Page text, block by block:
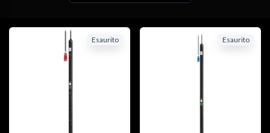
Esaurito Esaurito